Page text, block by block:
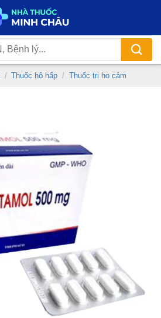
/ Thuốc hô hấp / Thuốc trị ho cảm